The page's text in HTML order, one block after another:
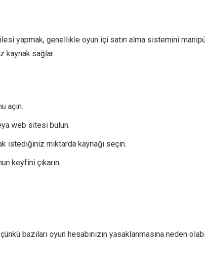
yapmak, genellikle oyun içi satın alma sistemini
kaynak sağlar.
açın.
web sitesi bulun.
istediğiniz miktarda kaynağı seçin.
keyfini çıkarın.
bazıları oyun hesabınızın yasaklanmasına neden